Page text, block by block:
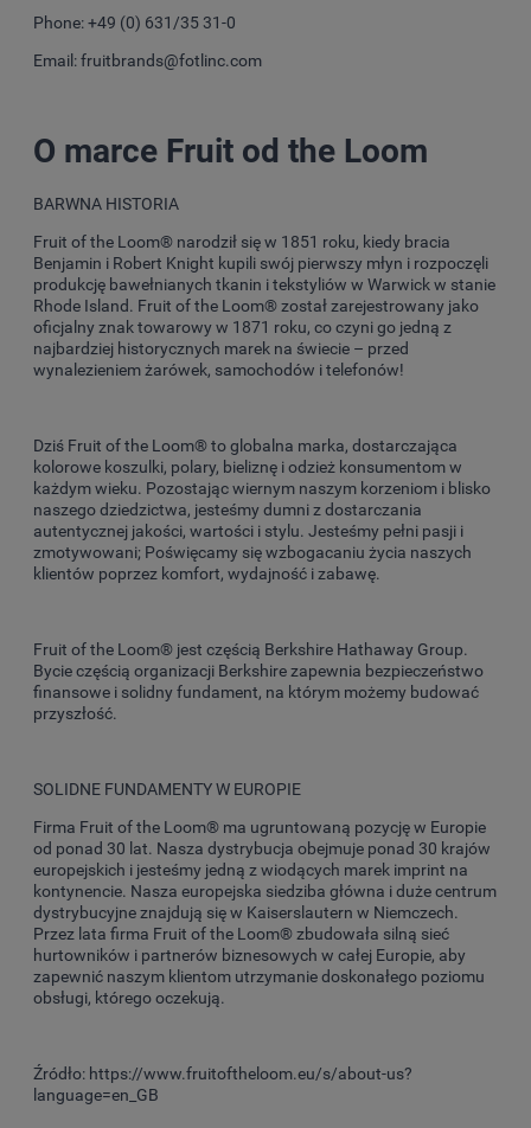
Phone: +49 (0) 631/35 31-0
Email: fruitbrands@fotlinc.com
O marce Fruit od the Loom
BARWNA HISTORIA
Fruit of the Loom® narodził się w 1851 roku, kiedy bracia
Benjamin i Robert Knight kupili swój pierwszy młyn i rozpoczęli
produkcję bawełnianych tkanin i tekstyliów w Warwick w stanie
Rhode Island. Fruit of the Loom® został zarejestrowany jako
oficjalny znak towarowy w 1871 roku, co czyni go jedną z
najbardziej historycznych marek na świecie – przed
wynalezieniem żarówek, samochodów i telefonów!
Dziś Fruit of the Loom® to globalna marka, dostarczająca
kolorowe koszulki, polary, bieliznę i odzież konsumentom w
każdym wieku. Pozostając wiernym naszym korzeniom i blisko
naszego dziedzictwa, jesteśmy dumni z dostarczania
autentycznej jakości, wartości i stylu. Jesteśmy pełni pasji i
zmotywowani; Poświęcamy się wzbogacaniu życia naszych
klientów poprzez komfort, wydajność i zabawę.
Fruit of the Loom® jest częścią Berkshire Hathaway Group.
Bycie częścią organizacji Berkshire zapewnia bezpieczeństwo
finansowe i solidny fundament, na którym możemy budować
przyszłość.
SOLIDNE FUNDAMENTY W EUROPIE
Firma Fruit of the Loom® ma ugruntowaną pozycję w Europie
od ponad 30 lat. Nasza dystrybucja obejmuje ponad 30 krajów
europejskich i jesteśmy jedną z wiodących marek imprint na
kontynencie. Nasza europejska siedziba główna i duże centrum
dystrybucyjne znajdują się w Kaiserslautern w Niemczech.
Przez lata firma Fruit of the Loom® zbudowała silną sieć
hurtowników i partnerów biznesowych w całej Europie, aby
zapewnić naszym klientom utrzymanie doskonałego poziomu
obsługi, którego oczekują.
Źródło: https://www.fruitoftheloom.eu/s/about-us?
language=en_GB